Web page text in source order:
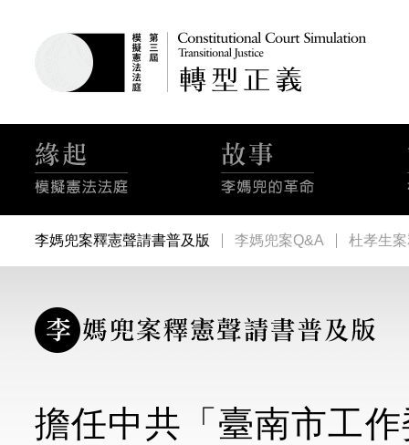
李媽兜案釋憲聲請書普及版 李媽兜案Q&A 杜孝生
擔任中共「臺南市工